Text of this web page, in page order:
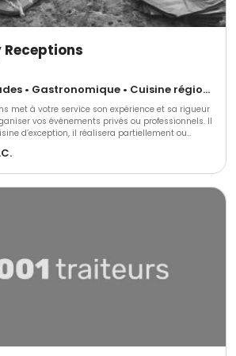
Receptions
Barbecue et grillades • Gastronomique • Cuisine régionale
met à votre service son expérience et sa rigueur
vos événements privés ou professionnels. Il
d’exception, il réalisera partiellement ou
dans le seul but est de trouver votre